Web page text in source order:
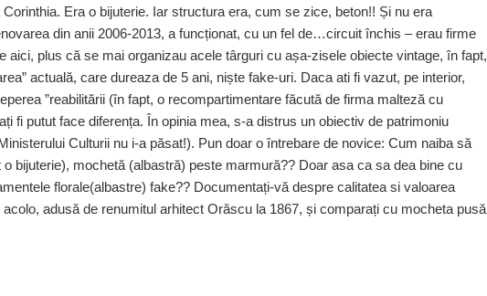
Era o bijuterie. Iar structura era, cum se zice, beton!! Și nu era
din anii 2006-2013, a funcționat, cu un fel de…circuit închis – erau firme
aici, plus că se mai organizau acele târguri cu așa-zisele obiecte vintage, în fapt,
actuală, care dureaza de 5 ani, niște fake-uri. Daca ati fi vazut, pe interior,
”reabilitării (în fapt, o recompartimentare făcută de firma malteză cu
fi putut face diferența. În opinia mea, s-a distrus un obiectiv de patrimoniu
Culturii nu i-a păsat!). Pun doar o întrebare de novice: Cum naiba să
bijuterie), mochetă (albastră) peste marmură?? Doar asa ca sa dea bine cu
florale(albastre) fake?? Documentați-vă despre calitatea si valoarea
adusă de renumitul arhitect Orăscu la 1867, și comparați cu mocheta pusă